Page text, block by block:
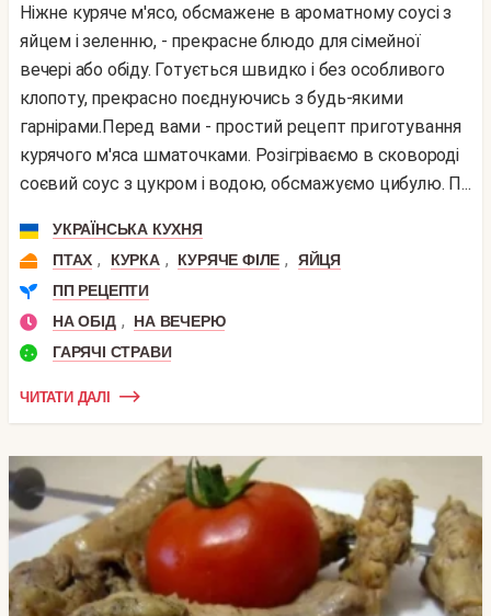
Ніжне куряче м'ясо, обсмажене в ароматному соусі з
яйцем і зеленню, - прекрасне блюдо для сімейної
вечері або обіду. Готується швидко і без особливого
клопоту, прекрасно поєднуючись з будь-якими
гарнірами.Перед вами - простий рецепт приготування
курячого м'яса шматочками. Розігріваємо в сковороді
соєвий соус з цукром і водою, обсмажуємо цибулю. П...
УКРАЇНСЬКА КУХНЯ
ПТАХ , КУРКА , КУРЯЧЕ ФІЛЕ ,
ЯЙЦЯ
ПП РЕЦЕПТИ
НА ОБІД ,
НА ВЕЧЕРЮ
ГАРЯЧІ СТРАВИ
ЧИТАТИ ДАЛІ